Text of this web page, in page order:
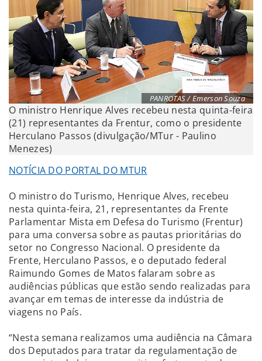
PANROTAS / Emerson Souza
O ministro Henrique Alves recebeu nesta quinta-feira
(21) representantes da Frentur, como o presidente
Herculano Passos (divulgação/MTur - Paulino
Menezes)
NOTÍCIA DO PORTAL DO MTUR
O ministro do Turismo, Henrique Alves, recebeu
nesta quinta-feira, 21, representantes da Frente
Parlamentar Mista em Defesa do Turismo (Frentur)
para uma conversa sobre as pautas prioritárias do
setor no Congresso Nacional. O presidente da
Frente, Herculano Passos, e o deputado federal
Raimundo Gomes de Matos falaram sobre as
audiências públicas que estão sendo realizadas para
avançar em temas de interesse da indústria de
viagens no País.
“Nesta semana realizamos uma audiência na Câmara
dos Deputados para tratar da regulamentação de